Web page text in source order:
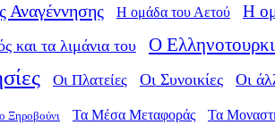
Αναγέννησης Η ομάδα του Αετού Η
και τα λιμάνια του Ο
Οι Πλατείες Οι Συνοικίες Οι
Ξηροβούνι Τα Μέσα Μεταφοράς Τα